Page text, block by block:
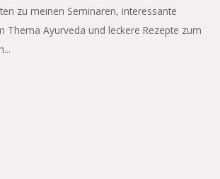
zu meinen Seminaren, interessante
Thema Ayurveda und leckere Rezepte zum